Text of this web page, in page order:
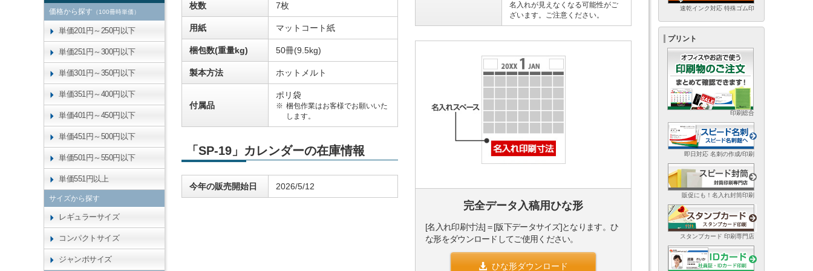
枚数 7枚
用紙 マットコート紙
梱包数(重量kg) 50冊(9.5kg)
製本方法 ホットメルト
付属品
ポリ袋
梱包作業はお客様でお願いいた
します。
「SP-19」カレンダーの在庫情報
今年の販売開始日 2026/5/12
名入れが見えなくなる可能性がご
ざいます。ご注意ください。
完全データ入稿用ひな形
[名入れ印刷寸法]＝[版下データサイズ]となります。ひ
な形をダウンロードしてご使用ください。
ひな形ダウンロード
価格から探す （100冊時単価）
単価201円～250円以下
単価251円～300円以下
単価301円～350円以下
単価351円～400円以下
単価401円～450円以下
単価451円～500円以下
単価501円～550円以下
単価551円以上
サイズから探す
レギュラーサイズ
コンパクトサイズ
ジャンボサイズ
速乾インク対応 特殊ゴム印
プリント
印刷総合
即日対応 名刺の作成/印刷
販促にも！名入れ封筒印刷
スタンプカード 印刷専門店